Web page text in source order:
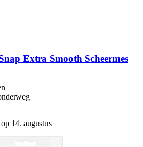
Extra Smooth Scheermes
14. augustus